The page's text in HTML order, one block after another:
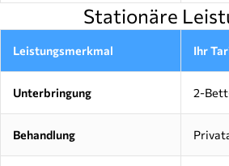
Stationäre
Leistungsmerkmal Ihr
Unterbringung 2-
Behandlung